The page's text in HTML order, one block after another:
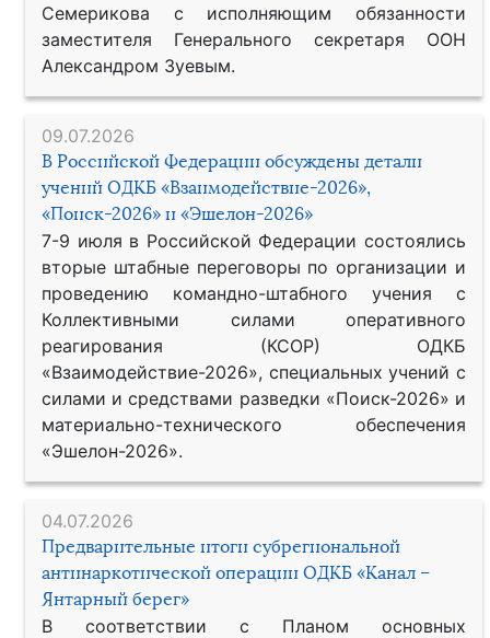
Семерикова с исполняющим обязанности
заместителя Генерального секретаря ООН
Александром Зуевым.
09.07.2026
В Российской Федерации обсуждены детали
учений ОДКБ «Взаимодействие-2026»,
«Поиск-2026» и «Эшелон-2026»
7-9 июля в Российской Федерации состоялись
вторые штабные переговоры по организации и
проведению командно-штабного учения с
Коллективными силами оперативного
реагирования (КСОР) ОДКБ
«Взаимодействие-2026», специальных учений с
силами и средствами разведки «Поиск-2026» и
материально-технического обеспечения
«Эшелон-2026».
04.07.2026
Предварительные итоги субрегиональной
антинаркотической операции ОДКБ «Канал –
Янтарный берег»
В соответствии с Планом основных